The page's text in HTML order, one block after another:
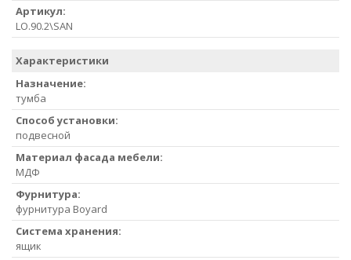
Артикул:
LO.90.2\SAN
Характеристики
Назначение:
тумба
Способ установки:
подвесной
Материал фасада мебели:
МДФ
Фурнитура:
фурнитура Boyard
Система хранения:
ящик